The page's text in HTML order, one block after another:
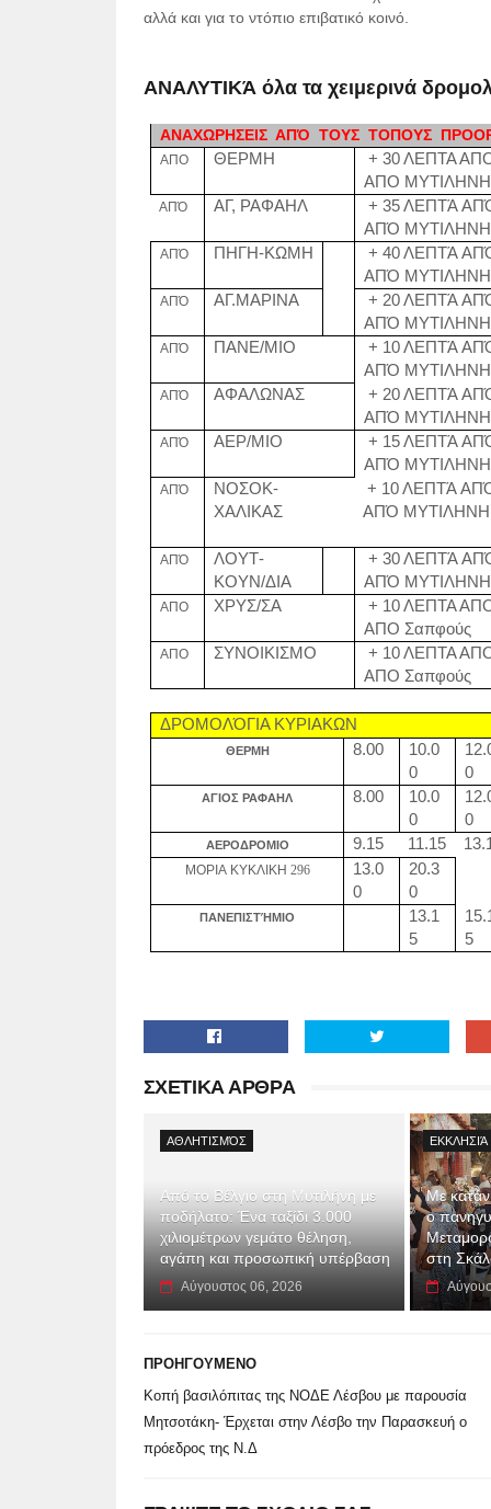
αλλά και για το ντόπιο επιβατικό κοινό.
ΑΝΑΛΥΤΙΚΆ όλα τα χειμερινά
ΑΝΑΧΩΡΗΣΕΙΣ ΑΠΌ ΤΟΥΣ ΤΟΠΟΥΣ
ΑΠΟ ΘΕΡΜΗ
+ 30 ΛΕΠΤΑ
ΑΠΟ ΜΥΤΙΛΗΝΗ
ΑΠΌ ΑΓ, ΡΑΦΑΗΛ
+ 35 ΛΕΠΤΆ
ΑΠΌ ΜΥΤΙΛΗΝΗ
ΑΠΌ ΠΗΓΗ-ΚΩΜΗ
+ 40 ΛΕΠΤΆ
ΑΠΌ ΜΥΤΙΛΗΝΗ
ΑΠΌ ΑΓ.ΜΑΡΙΝΑ
+ 20 ΛΕΠΤΆ
ΑΠΌ ΜΥΤΙΛΗΝΗ
ΑΠΌ ΠΑΝΕ/ΜΙΟ
+ 10 ΛΕΠΤΆ
ΑΠΌ ΜΥΤΙΛΗΝΗ
ΑΠΌ ΑΦΑΛΩΝΑΣ
+ 20 ΛΕΠΤΆ
ΑΠΌ ΜΥΤΙΛΗΝΗ
ΑΠΌ ΑΕΡ/ΜΙΟ
+ 15 ΛΕΠΤΆ
ΑΠΌ ΜΥΤΙΛΗΝΗ
ΑΠΌ
ΝΟΣΟΚ-
ΧΑΛΙΚΑΣ
+ 10 ΛΕΠΤΆ
ΑΠΌ ΜΥΤΙΛΗΝΗ
ΑΠΌ
ΛΟΥΤ-
ΚΟΥΝ/ΔΙΑ
+ 30 ΛΕΠΤΆ
ΑΠΌ ΜΥΤΙΛΗΝΗ
ΑΠΟ ΧΡΥΣ/ΣΑ
+ 10 ΛΕΠΤΑ
ΑΠΟ Σαπφούς
ΑΠΟ ΣΥΝΟΙΚΙΣΜΟ
+ 10 ΛΕΠΤΑ
ΑΠΟ Σαπφούς
ΔΡΟΜΟΛΌΓΙΑ ΚΥΡΙΑΚΩΝ
ΘΕΡΜΗ 8.00
10.0
0
0
ΑΓΙΟΣ ΡΑΦΑΗΛ 8.00
10.0
0
0
ΑΕΡΟΔΡΟΜΙΟ 9.15 11.15
ΜΟΡΙΑ ΚΥΚΛΙΚΗ 296
13.0
0
20.3
0
ΠΑΝΕΠΙΣΤΉΜΙΟ
13.1
5
15.1
5
ΣΧΕΤΙΚΑ ΑΡΘΡΑ
ΑΘΛΗΤΙΣΜΌΣ
Από το Βέλγιο στη Μυτιλήνη με
ποδήλατο: Ένα ταξίδι 3.000
χιλιομέτρων γεμάτο θέληση,
αγάπη και προσωπική υπέρβαση
Αύγουστος 06, 2026
ΕΚΚΛΗΣΙΆ
Με
ο
στη
ΠΡΟΗΓΟΥΜΕΝΟ
Κοπή βασιλόπιτας της ΝΟΔΕ Λέσβου με παρουσία
Μητσοτάκη- Έρχεται στην Λέσβο την Παρασκευή ο
πρόεδρος της Ν.Δ